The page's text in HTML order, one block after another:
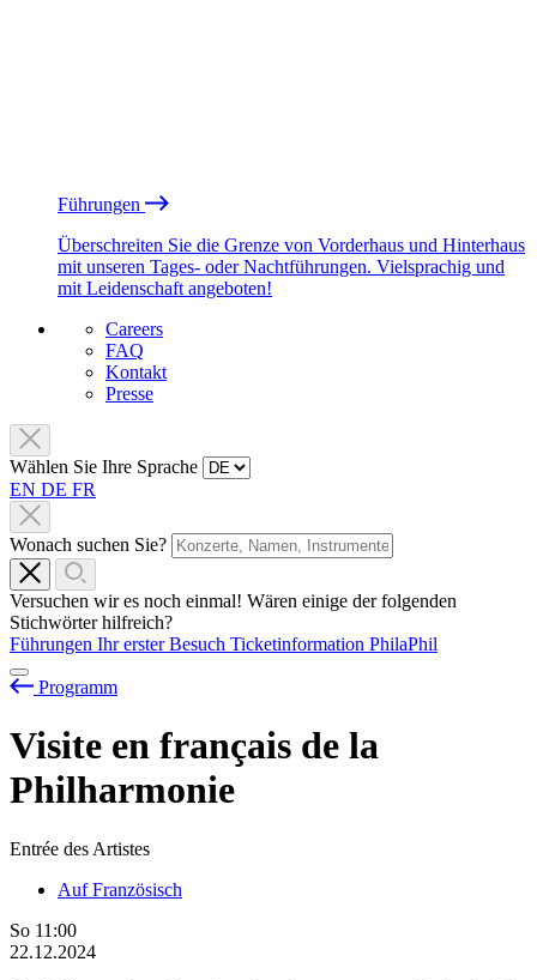
Führungen
Überschreiten Sie die Grenze von Vorderhaus und Hinterhaus
mit unseren Tages- oder Nachtführungen. Vielsprachig und
mit Leidenschaft angeboten!
Careers
FAQ
Kontakt
Presse
Wählen Sie Ihre Sprache
EN DE FR
Wonach suchen Sie?
Versuchen wir es noch einmal! Wären einige der folgenden
Stichwörter hilfreich?
Führungen Ihr erster Besuch Ticketinformation PhilaPhil
Programm
Visite en français de la
Philharmonie
Entrée des Artistes
Auf Französisch
So 11:00
22.12.2024